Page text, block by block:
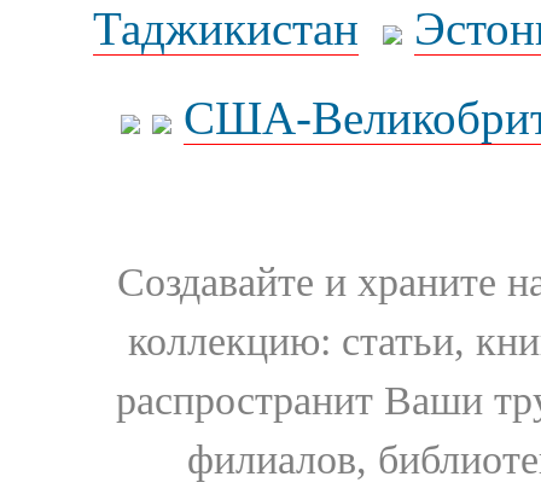
Таджикистан
США-
Создавайте и храните
коллекцию: статьи,
распространит Ваши
филиалов,